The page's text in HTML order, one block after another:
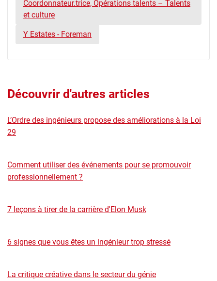
Coordonnateur.trice, Opérations talents – Talents
et culture
Y Estates - Foreman
Découvrir d'autres articles
L’Ordre des ingénieurs propose des améliorations à la Loi
29
Comment utiliser des événements pour se promouvoir
professionnellement ?
7 leçons à tirer de la carrière d'Elon Musk
6 signes que vous êtes un ingénieur trop stressé
La critique créative dans le secteur du génie